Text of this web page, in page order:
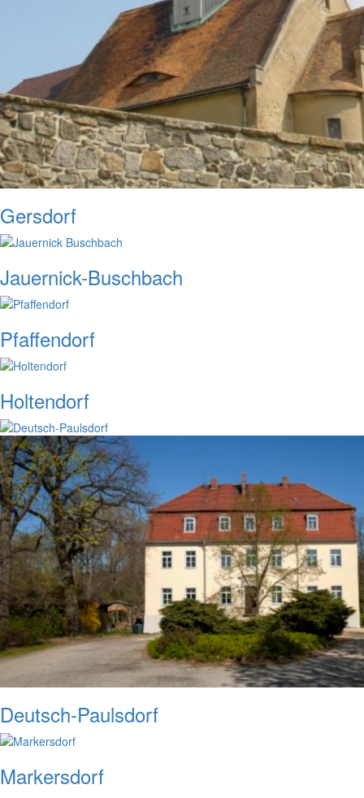
Gersdorf
Jauernick-Buschbach
Pfaffendorf
Holtendorf
Deutsch-Paulsdorf
Markersdorf